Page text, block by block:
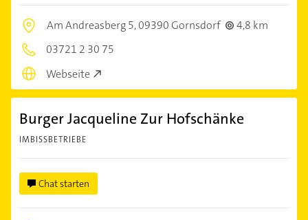
Am Andreasberg 5,09390 Gornsdorf
4,8 km
03721 2 30 75
Webseite
Burger Jacqueline Zur Hofschänke
IMBISSBETRIEBE
Chat starten